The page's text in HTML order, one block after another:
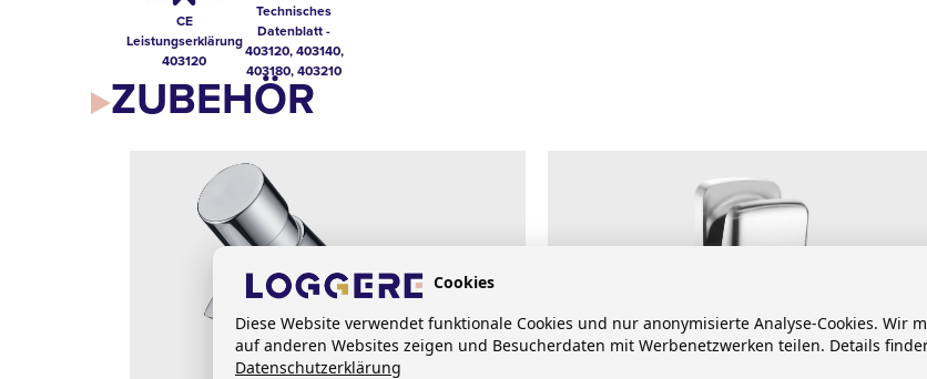
CE
Leistungserklärung
403120
Technisches
Datenblatt -
403120, 403140,
403180, 403210
ZUBEHÖR
Cookies
Diese Website verwendet funktionale Cookies und nur anonymisierte Analyse-Cookies. Wir
auf anderen Websites zeigen und Besucherdaten mit Werbenetzwerken teilen. Details
Datenschutzerklärung